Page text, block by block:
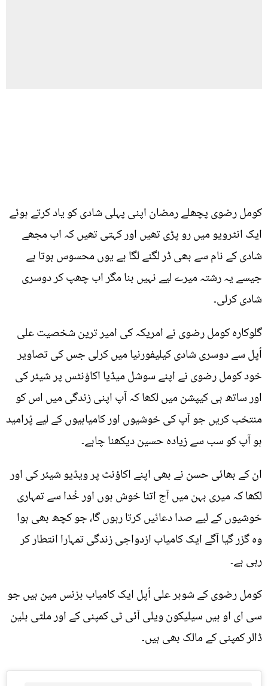
کومل رضوی پچھلے رمضان اپنی پہلی شادی کو یاد کرتے ہوئے
ایک انٹرویو میں رو پڑی تھیں اور کہتی تھیں کہ اب مجھے
شادی کے نام سے بھی ڈر لگنے لگا ہے یوں محسوس ہوتا ہے
جیسے یہ رشتہ میرے لیے نہیں بنا مگر اب چھپ کر دوسری
شادی کرلی۔
گلوکارہ کومل رضوی نے امریکہ کی امیر ترین شخصیت علی
اُپل سے دوسری شادی کیلیفورنیا میں کرلی جس کی تصاویر
خود کومل رضوی نے اپنے سوشل میڈیا اکاؤنٹس پر شیئر کی
اور ساتھ ہی کیپشن میں لکھا کہ آپ اپنی زندگی میں اس کو
منتخب کریں جو آپ کی خوشیوں اور کامیابیوں کے لیے پُرامید
ہو آپ کو سب سے زیادہ حسین دیکھنا چاہے۔
ان کے بھائی حسن نے بھی اپنے اکاؤنٹ پر ویڈیو شیئر کی اور
لکھا کہ میری بہن میں آج اتنا خوش ہوں اور خُدا سے تمہاری
خوشیوں کے لیے صدا دعائیں کرتا رہوں گا، جو کچھ بھی ہوا
وہ گزر گیا آگے ایک کامیاب ازدواجی زندگی تمہارا انتطار کر
رہی ہے۔
کومل رضوی کے شوہر علی اُپل ایک کامیاب بزنس مین ہیں جو
سی ای او ہیں سیلیکون ویلی آئی ٹی کمپنی کے اور ملٹی بلین
ڈالر کمپنی کے مالک بھی ہیں۔